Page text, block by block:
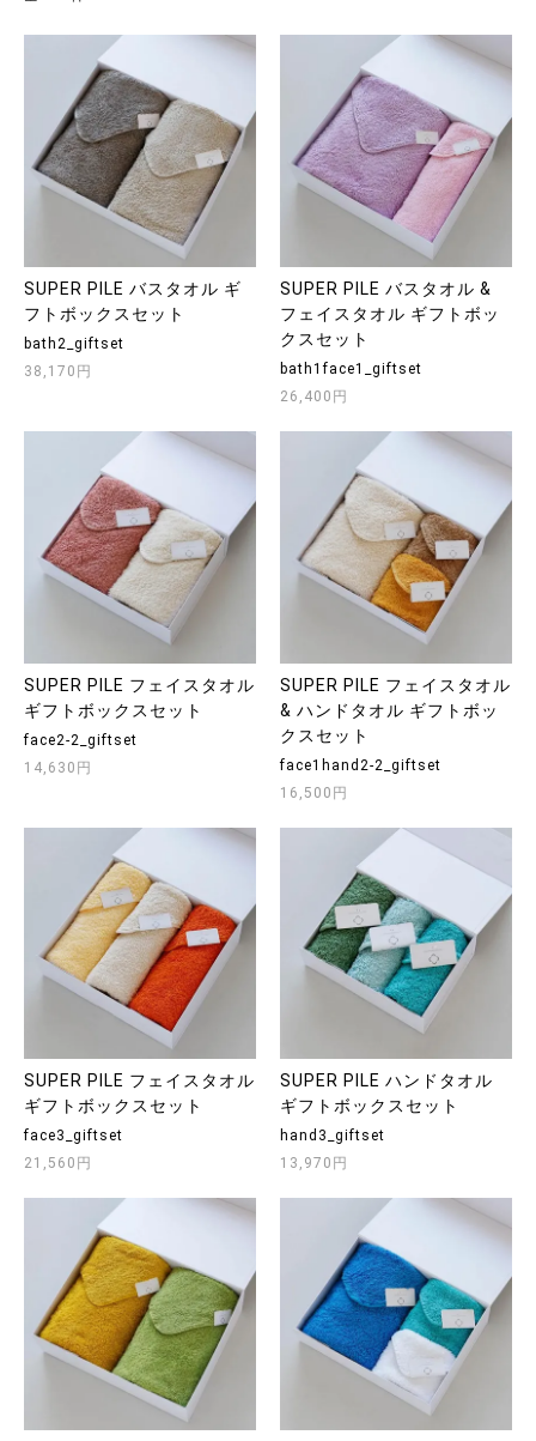
SUPER PILE バスタオル ギ
フトボックスセット
bath2_giftset
38,170円
SUPER PILE バスタオル &
フェイスタオル ギフトボッ
クスセット
bath1face1_giftset
26,400円
SUPER PILE フェイスタオル
ギフトボックスセット
face2-2_giftset
14,630円
SUPER PILE フェイスタオル
& ハンドタオル ギフトボッ
クスセット
face1hand2-2_giftset
16,500円
SUPER PILE フェイスタオル
ギフトボックスセット
face3_giftset
21,560円
SUPER PILE ハンドタオル
ギフトボックスセット
hand3_giftset
13,970円